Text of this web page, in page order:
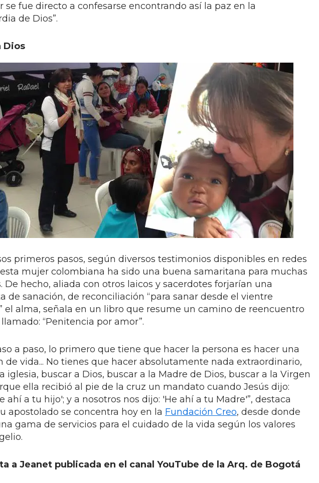
se fue directo a confesarse encontrando así la paz en la
de Dios”.
Dios
primeros pasos, según diversos testimonios disponibles en redes
mujer colombiana ha sido una buena samaritana para muchas
De hecho, aliada con otros laicos y sacerdotes forjarían una
de sanación, de reconciliación “para sanar desde el vientre
el alma, señala en un libro que resume un camino de reencuentro
“Penitencia por amor”.
a paso, lo primero que tiene que hacer la persona es hacer una
de vida... No tienes que hacer absolutamente nada extraordinario,
iglesia, buscar a Dios, buscar a la Madre de Dios, buscar a la Virgen
ella recibió al pie de la cruz un mandato cuando Jesús dijo:
ahí a tu hijo'; y a nosotros nos dijo: 'He ahí a tu Madre'”, destaca
apostolado se concentra hoy en la Fundación Creo, desde donde
gama de servicios para el cuidado de la vida según los valores
a Jeanet publicada en el canal YouTube de la Arq. de Bogotá